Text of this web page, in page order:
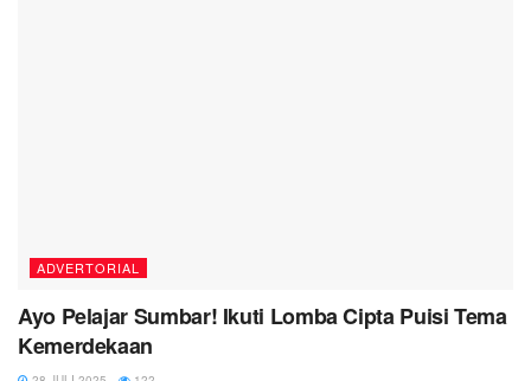
ADVERTORIAL
Ayo Pelajar Sumbar! Ikuti Lomba Cipta Puisi Tema
Kemerdekaan